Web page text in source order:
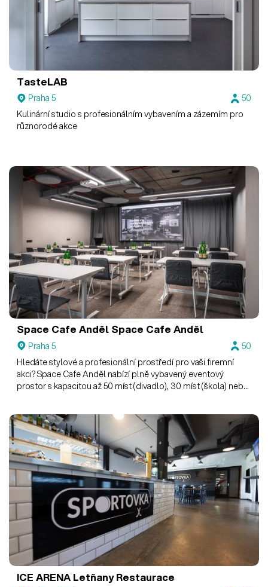
TasteLAB
Praha 5
50
Kulinární studio s profesionálním vybavením a zázemím pro
různorodé akce
Space Cafe Anděl Space Cafe Anděl
Praha 5
50
Hledáte stylové a profesionální prostředí pro vaši firemní
akci? Space Cafe Anděl nabízí plně vybavený eventový
prostor s kapacitou až 50 míst (divadlo), 30 míst (škola) nebo
ICE ARENA LetňanyRestaurace